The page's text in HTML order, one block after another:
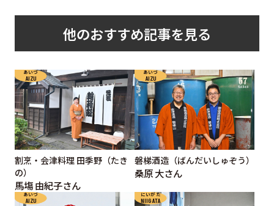
他のおすすめ記事を見る
あいづ
AIZU
割烹・会津料理 田季野（たき
の）
馬塲 由紀子さん
あいづ
AIZU
磐梯酒造（ばんだいしゅぞう）
桑原 大さん
あいづ
AIZU
にいがた
NIIGATA